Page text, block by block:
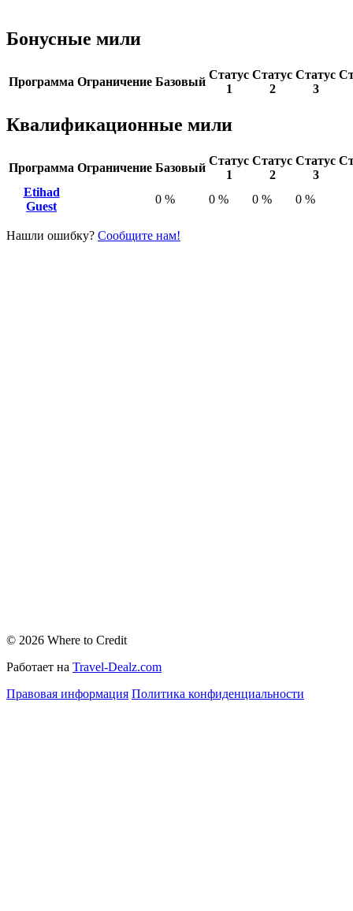
Бонусные мили
Программа Ограничение Базовый
Статус
1
Статус
2
Статус
3
Квалификационные мили
Программа Ограничение Базовый
Статус
1
Статус
2
Статус
3
Etihad
Guest
0 % 0 % 0 % 0 %
Нашли ошибку? Сообщите нам!
© 2026 Where to Credit
Работает на Travel-Dealz.com
Правовая информация Политика конфиденциальности